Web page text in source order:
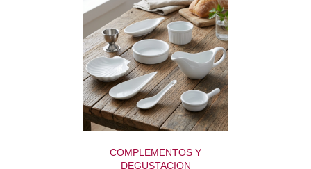
COMPLEMENTOS Y
DEGUSTACION